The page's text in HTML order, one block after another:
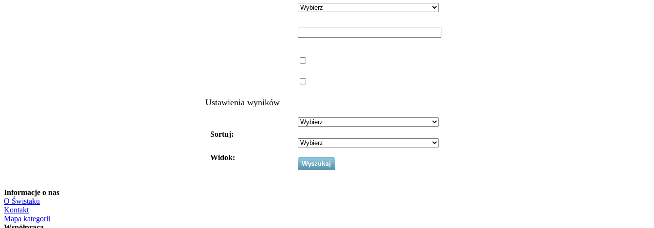
Ustawienia wyników
Sortuj:
Widok:
Informacje o nas
O Świstaku
Kontakt
Mapa kategorii